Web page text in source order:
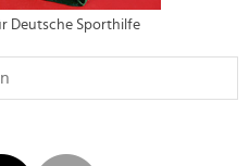
Deutsche Sporthilfe